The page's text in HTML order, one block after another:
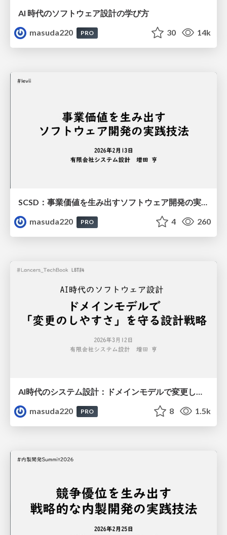
AI 時代のソフトウェア設計の学び方
masuda220
PRO 30 14k
SCSD：事業価値を生み出すソフトウェア開発の実践技法
masuda220
PRO 4 260
AI時代のシステム設計：ドメインモデルで変更しやすさを守る設計戦略
masuda220
PRO 8 1.5k